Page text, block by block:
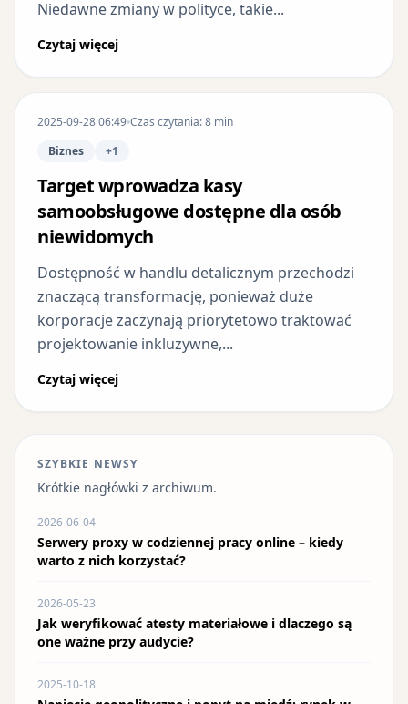
Niedawne zmiany w polityce, takie...
Czytaj więcej
2025-09-28 06:49 Czas czytania: 8 min
Biznes
+1
Target wprowadza kasy
samoobsługowe dostępne dla osób
niewidomych
Dostępność w handlu detalicznym przechodzi
znaczącą transformację, ponieważ duże
korporacje zaczynają priorytetowo traktować
projektowanie inkluzywne,...
Czytaj więcej
SZYBKIE NEWSY
Krótkie nagłówki z archiwum.
2026-06-04
Serwery proxy w codziennej pracy online – kiedy
warto z nich korzystać?
2026-05-23
Jak weryfikować atesty materiałowe i dlaczego są
one ważne przy audycie?
2025-10-18